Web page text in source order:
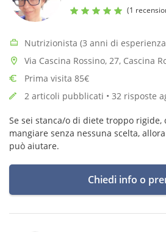
(1
Nutrizionista (3 anni di
Via Cascina Rossino, 27, Cascina
Prima visita 85€
2 articoli pubblicati • 32 risposte
Se sei stanca/o di diete troppo rigide,
mangiare senza nessuna scelta,
può aiutare.
Chiedi info o